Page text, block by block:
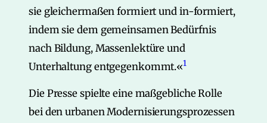
sie gleichermaßen formiert und in-formiert,
indem sie dem gemeinsamen Bedürfnis
nach Bildung, Massenlektüre und
Unterhaltung entgegenkommt.«1
Die Presse spielte eine maßgebliche Rolle
bei den urbanen Modernisierungsprozessen